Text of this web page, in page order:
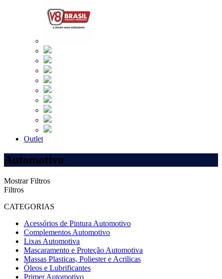
Outlet
Automotivo
Mostrar Filtros
Filtros
CATEGORIAS
Acessórios de Pintura Automotivo
Complementos Automotivo
Lixas Automotiva
Mascaramento e Proteção Automotiva
Massas Plasticas, Poliester e Acrilicas
Óleos e Lubrificantes
Primer Automotivo